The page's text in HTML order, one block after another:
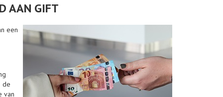
AAN GIFT
een
de
van